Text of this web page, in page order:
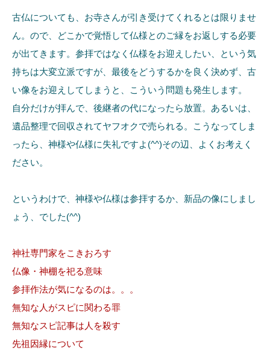
古仏についても、お寺さんが引き受けてくれるとは限りませ
ん。ので、どこかで覚悟して仏様とのご縁をお返しする必要
が出てきます。参拝ではなく仏様をお迎えしたい、という気
持ちは大変立派ですが、最後をどうするかを良く決めず、古
い像をお迎えしてしまうと、こういう問題も発生します。
自分だけが拝んで、後継者の代になったら放置。あるいは、
遺品整理で回収されてヤフオクで売られる。こうなってしま
ったら、神様や仏様に失礼ですよ(^^)その辺、よくお考えく
ださい。
というわけで、神様や仏様は参拝するか、新品の像にしまし
ょう、でした(^^)
神社専門家をこきおろす
仏像・神棚を祀る意味
参拝作法が気になるのは。。。
無知な人がスピに関わる罪
無知なスピ記事は人を殺す
先祖因縁について